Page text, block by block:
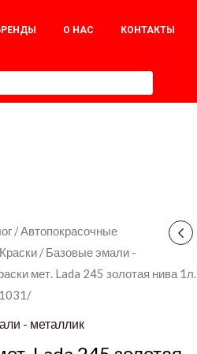
О НАС КОНТАКТЫ
/Автопокрасочные
Краски /Базовые эмали -
мет. Lada 245 золотая нива 1л.
- металлик